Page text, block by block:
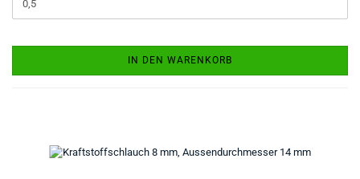
IN DEN WARENKORB